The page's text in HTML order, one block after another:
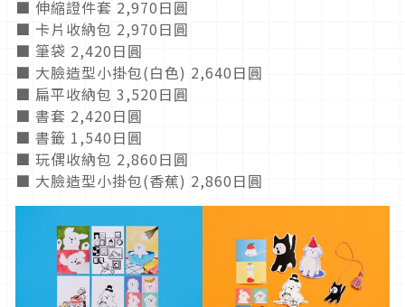
■ 伸縮證件套 2,970日圓
■ 卡片收納包 2,970日圓
■ 筆袋 2,420日圓
■ 大臉造型小掛包(白色) 2,640日圓
■ 扁平收納包 3,520日圓
■ 書套 2,420日圓
■ 書籤 1,540日圓
■ 玩偶收納包 2,860日圓
■ 大臉造型小掛包(香蕉) 2,860日圓